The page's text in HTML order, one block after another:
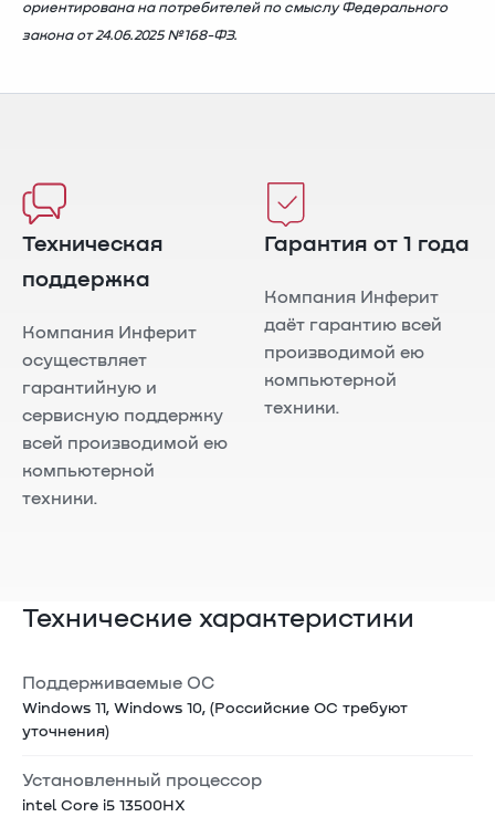
ориентирована на потребителей по смыслу Федерального
закона от 24.06.2025 №168-ФЗ.
Техническая
поддержка
Компания Инферит
осуществляет
гарантийную и
сервисную поддержку
всей производимой ею
компьютерной
техники.
Гарантия от 1 года
Компания Инферит
даёт гарантию всей
производимой ею
компьютерной
техники.
Технические характеристики
Поддерживаемые ОС
Windows 11, Windows 10, (Российские ОС требуют
уточнения)
Установленный процессор
intel Core i5 13500HX